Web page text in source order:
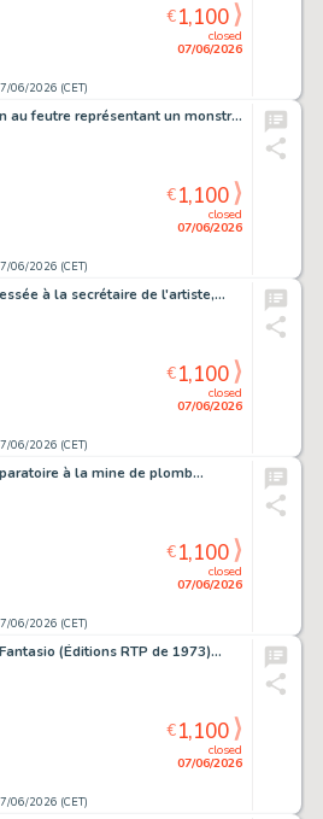
06/2026 (CET)
closed
07/06/2026
€1,100
Illustration au feutre représentant un monstre…
06/2026 (CET)
closed
07/06/2026
€1,100
à la secrétaire de l'artiste,…
06/2026 (CET)
closed
07/06/2026
€1,100
à la mine de plomb…
06/2026 (CET)
closed
07/06/2026
€1,100
(Éditions RTP de 1973)…
06/2026 (CET)
closed
07/06/2026
€1,100